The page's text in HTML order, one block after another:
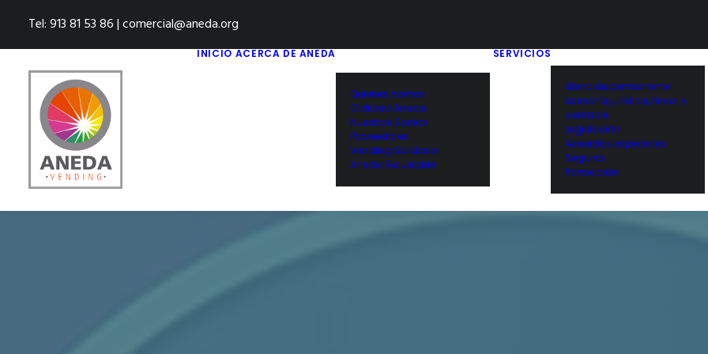
Tel: 913 81 53 86 | comercial@aneda.org
INICIO ACERCA DE ANEDA
Quienes somos
Calidad Aneda
Nuestros Socios
Proveedores
Vending Solidario
Aneda Saludable
SERVICIOS
Atención permanente
Asesoría jurídica, fiscal y
contable
Legislación
Acuerdos especiales
Seguros
Formación